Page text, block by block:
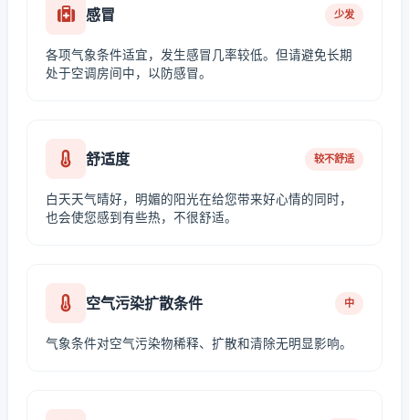
感冒 少发
各项气象条件适宜，发生感冒几率较低。但请避免长期
处于空调房间中，以防感冒。
舒适度 较不舒适
白天天气晴好，明媚的阳光在给您带来好心情的同时，
也会使您感到有些热，不很舒适。
空气污染扩散条件 中
气象条件对空气污染物稀释、扩散和清除无明显影响。